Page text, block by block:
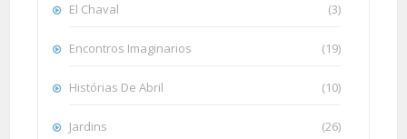
El Chaval (3)
Encontros Imaginarios (19)
Histórias De Abril (10)
Jardins (26)